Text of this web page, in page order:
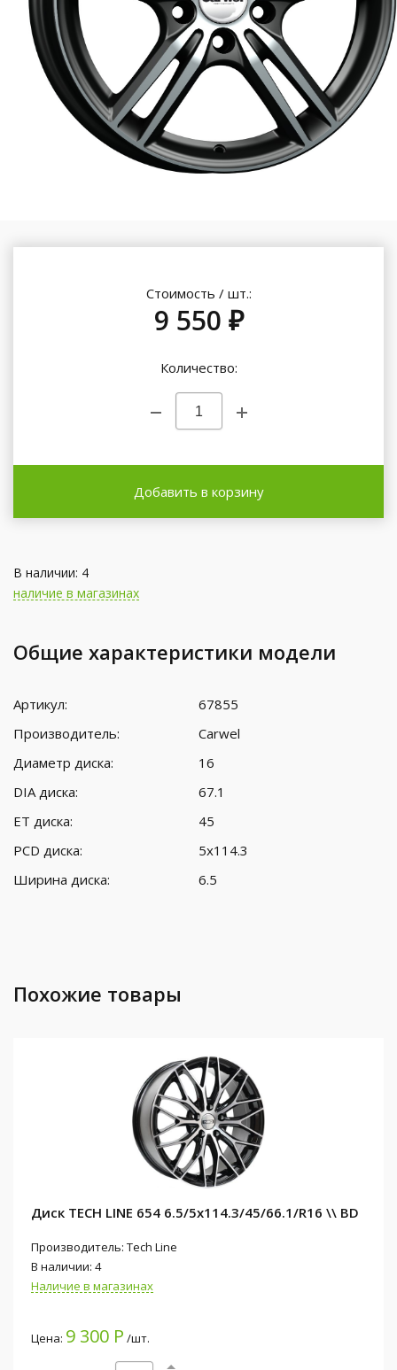
Стоимость / шт.:
9 550 ₽
Количество:
Добавить в корзину
В наличии: 4
наличие в магазинах
Общие характеристики модели
Артикул:
67855
Производитель:
Carwel
Диаметр диска:
16
DIA диска:
67.1
ET диска:
45
PCD диска:
5x114.3
Ширина диска:
6.5
Похожие товары
Диск TECH LINE 654 6.5/5x114.3/45/66.1/R16 \\ BD
Производитель: Tech Line
В наличии: 4
Наличие в магазинах
Цена: 9 300 Р /шт.